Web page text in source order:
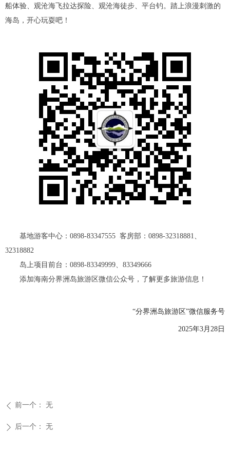
船体验、观沧海飞拉达探险、观沧海徒步、平台钓。踏上浪漫刺激的
海岛，开心玩耍吧！
基地游客中心：0898-83347555 客房部：0898-32318881、
32318882
岛上项目前台：0898-83349999、83349666
添加海南分界洲岛旅游区微信公众号，了解更多旅游信息！
“分界洲岛旅游区”微信服务号
2025年3月28日
ꄴ 前一个： 无
ꄲ 后一个： 无